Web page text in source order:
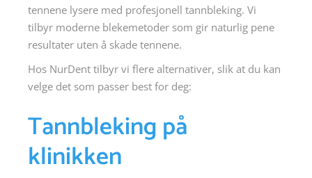
tennene lysere med profesjonell tannbleking. Vi
tilbyr moderne blekemetoder som gir naturlig pene
resultater uten å skade tennene.
Hos NurDent tilbyr vi flere alternativer, slik at du kan
velge det som passer best for deg:
Tannbleking på
klinikken